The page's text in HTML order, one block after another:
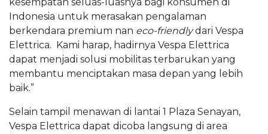
kesempatan seluas-luasnya bagi konsumen di
Indonesia untuk merasakan pengalaman
berkendara premium nan eco-friendlydari Vespa
Elettrica. Kami harap, hadirnya Vespa Elettrica
dapat menjadi solusi mobilitas terbarukan yang
membantu menciptakan masa depan yang lebih
baik.”
Selain tampil menawan di lantai 1 Plaza Senayan,
Vespa Elettrica dapat dicoba langsung di area